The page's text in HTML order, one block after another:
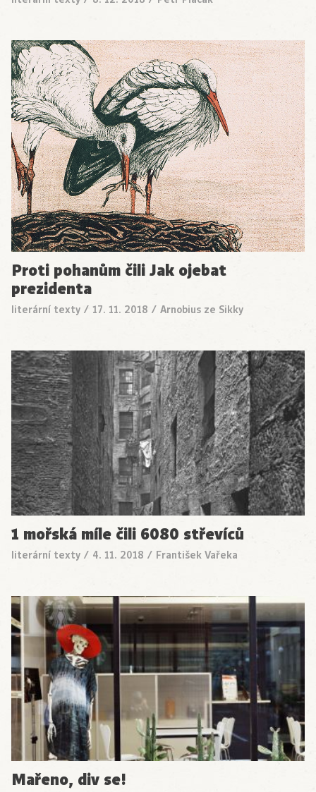
Proti pohanům čili Jak ojebat
prezidenta
literární texty / 17. 11. 2018 / Arnobius ze Sikky
1 mořská míle čili 6080 střevíců
literární texty / 4. 11. 2018 / František Vařeka
Mařeno, div se!